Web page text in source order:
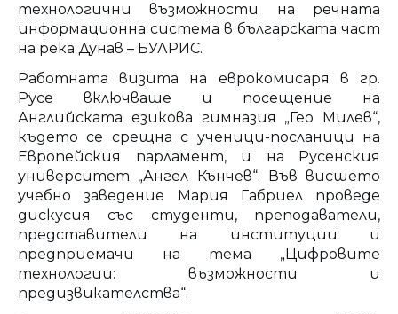
технологични възможности на речната
информационна система в българската част
на река Дунав – БУЛРИС.
Работната визита на еврокомисаря в гр.
Русе включваше и посещение на
Английската езикова гимназия „Гео Милев“,
където се срещна с ученици-посланици на
Европейския парламент, и на Русенския
университет „Ангел Кънчев“. Във висшето
учебно заведение Мария Габриел проведе
дискусия със студенти, преподаватели,
представители на институции и
предприемачи на тема „Цифровите
технологии: възможности и
предизвикателства“.